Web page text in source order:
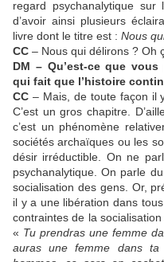
regard psychanalytique
d’avoir ainsi plusieurs
livre dont le titre est : Nous
CC – Nous qui délirons ? Oh
DM – Qu’est-ce que
qui fait que l’histoire
CC – Mais, de toute façon il
C’est un gros chapitre.
c’est un phénomène
sociétés archaïques ou les
désir irréductible. On ne
psychanalytique. On parle
socialisation des gens. Or,
il y a une libération dans
contraintes de la
« Tu prendras une femme
auras une femme dans